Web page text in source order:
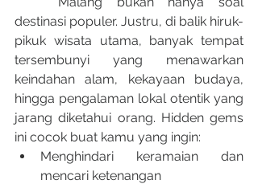
destinasi populer. Justru, di balik hiruk-
pikuk wisata utama, banyak tempat
tersembunyi yang menawarkan
keindahan alam, kekayaan budaya,
hingga pengalaman lokal otentik yang
jarang diketahui orang. Hidden gems
ini cocok buat kamu yang ingin:
Menghindari keramaian dan
mencari ketenangan